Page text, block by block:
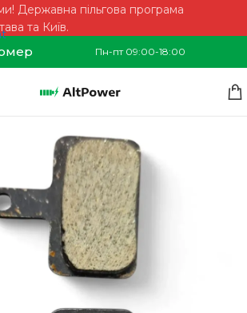
Державна пільгова програма
та Київ.
Пн-пт 09:00-18:00